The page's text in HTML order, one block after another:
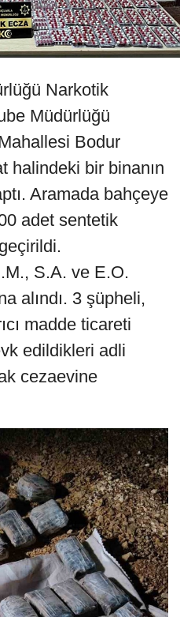
Narkotik
Müdürlüğü
Bodur
halindeki bir binanın
Aramada bahçeye
adet sentetik
S.A. ve E.O.
alındı. 3 şüpheli,
madde ticareti
edildikleri adli
cezaevine